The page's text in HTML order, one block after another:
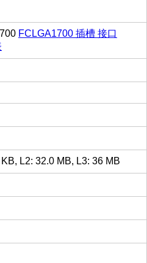
FCLGA1700 插槽 接口
L2: 32.0 MB, L3: 36 MB